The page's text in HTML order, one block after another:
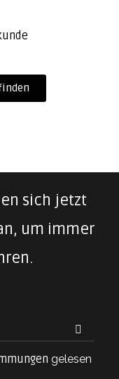
sich jetzt
um immer
gelesen